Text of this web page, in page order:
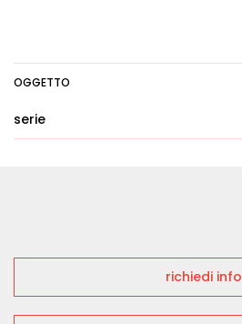
OGGETTO
serie
richiedi info